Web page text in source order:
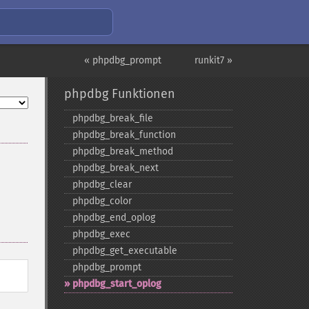
runkit7 »
« phpdbg_prompt
phpdbg Funktionen
phpdbg_​break_​file
phpdbg_​break_​function
phpdbg_​break_​method
phpdbg_​break_​next
phpdbg_​clear
phpdbg_​color
phpdbg_​end_​oplog
phpdbg_​exec
phpdbg_​get_​executable
phpdbg_​prompt
phpdbg_​start_​oplog